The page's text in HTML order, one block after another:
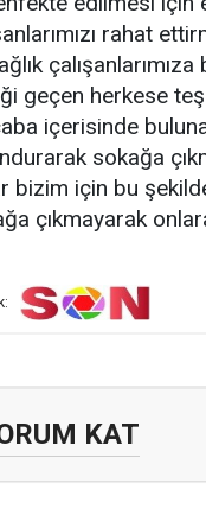
rahat
geçen herkese
içerisinde
sokağa
bizim için bu
çıkmayarak
KAT